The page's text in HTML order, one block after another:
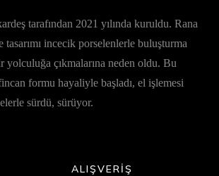
tarafından 2021 yılında kuruldu. Rana
tasarımı incecik porselenlerle buluşturma
yolculuğa çıkmalarına neden oldu. Bu
formu hayaliyle başladı, el işlemesi
sürdü, sürüyor.
ALIŞVERİŞ